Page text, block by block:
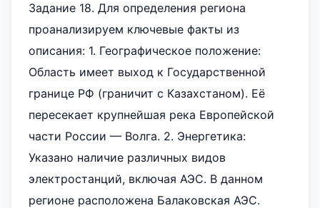
Задание 18. Для определения региона
проанализируем ключевые факты из
описания: 1. Географическое положение:
Область имеет выход к Государственной
границе РФ (граничит с Казахстаном). Её
пересекает крупнейшая река Европейской
части России — Волга. 2. Энергетика:
Указано наличие различных видов
электростанций, включая АЭС. В данном
регионе расположена Балаковская АЭС.